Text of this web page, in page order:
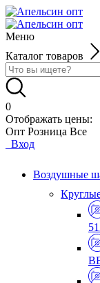
Меню
Каталог товаров
0
Отображать цены:
Опт Розница Все
Вход
Воздушные